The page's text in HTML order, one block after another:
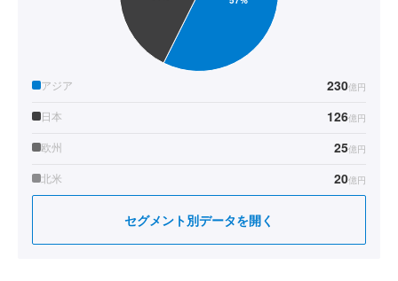
アジア 230億円
日本 126億円
欧州 25億円
北米 20億円
セグメント別データを開く